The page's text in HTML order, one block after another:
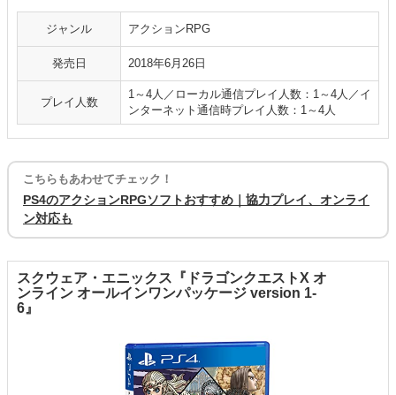
ジャンル アクションRPG
発売日 2018年6月26日
プレイ人数
1～4人／ローカル通信プレイ人数：1～4人／イ
ンターネット通信時プレイ人数：1～4人
こちらもあわせてチェック！
PS4のアクションRPGソフトおすすめ｜協力プレイ、オンライ
ン対応も
スクウェア・エニックス『ドラゴンクエストX オ
ンライン オールインワンパッケージ version 1-
6』